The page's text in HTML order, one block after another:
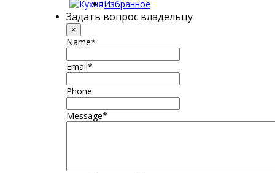
Избранное
Задать вопрос владельцу
×
Name*
Email*
Phone
Message*